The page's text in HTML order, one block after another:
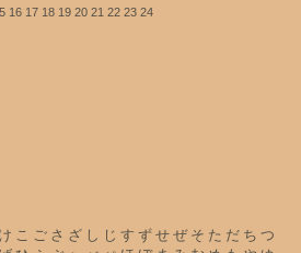
16 17 18 19 20 21 22 23 24
け こ ご さ ざ し じ す ず せ ぜ そ た だ ち つ